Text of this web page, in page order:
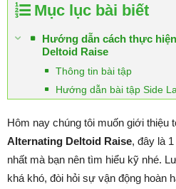
Mục lục bài biết
Hướng dẫn cách thực
Deltoid Raise
Thông tin bài tập
Hướng dẫn bài tập Side
Hôm nay chúng tôi muốn giới thiệu
Alternating Deltoid Raise, đây là
nhất mà bạn nên tìm hiểu kỹ nhé.
khá khó, đòi hỏi sự vận động hoàn